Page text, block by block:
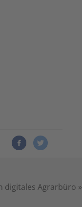
digitales Agrarbüro »